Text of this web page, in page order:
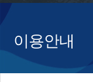
이용안내